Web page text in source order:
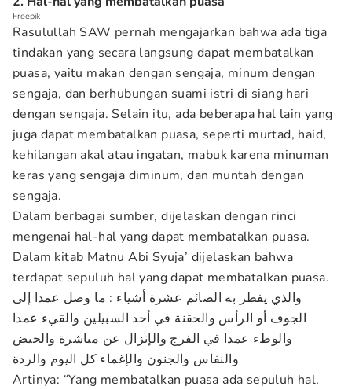
Freepik
Rasulullah SAW pernah mengajarkan bahwa ada tiga
tindakan yang secara langsung dapat membatalkan
puasa, yaitu makan dengan sengaja, minum dengan
sengaja, dan berhubungan suami istri di siang hari
dengan sengaja. Selain itu, ada beberapa hal lain yang
juga dapat membatalkan puasa, seperti murtad, haid,
kehilangan akal atau ingatan, mabuk karena minuman
keras yang sengaja diminum, dan muntah dengan
sengaja.
Dalam berbagai sumber, dijelaskan dengan rinci
mengenai hal-hal yang dapat membatalkan puasa.
Dalam kitab Matnu Abi Syuja’ dijelaskan bahwa
terdapat sepuluh hal yang dapat membatalkan puasa.
والذي يفطر به الصائم عشرة أشياء : ما وصل عمدا إلى
الجوف أو الرأس والحقنة في أحد السبيلين والقيء عمدا
والوطء عمدا في الفرج والإنزال عن مباشرة والحيض
والنفاس والجنون والإغماء كل اليوم والردة
Artinya: “Yang membatalkan puasa ada sepuluh hal,